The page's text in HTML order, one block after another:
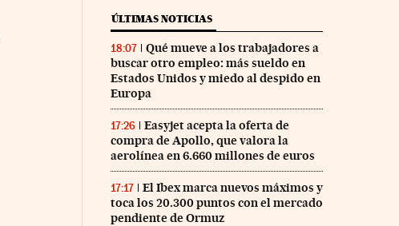
ÚLTIMAS NOTICIAS
18:07
Qué mueve a los trabajadores a
buscar otro empleo: más sueldo en
Estados Unidos y miedo al despido en
Europa
17:26
Easyjet acepta la oferta de
compra de Apollo, que valora la
aerolínea en 6.660 millones de euros
17:17
El Ibex marca nuevos máximos y
toca los 20.300 puntos con el mercado
pendiente de Ormuz